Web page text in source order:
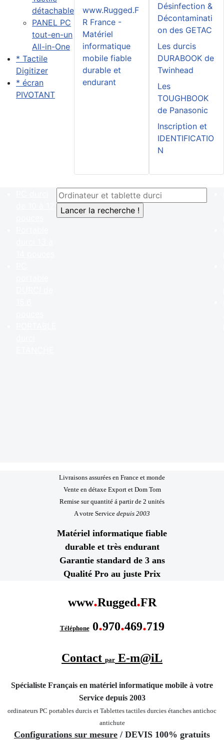
détachable
PANEL PC
tout-en-un
All-in-One
* Tactile
Digitizer
* écran
PIVOTANT
www.Rugged.F
R France -
Matériel
informatique
mobile fiable
durable et
endurant
Désinfection &
Décontaminati
on des GETAC
Les durcis
DURABOOK de
Twinhead
Les
TOUGHBOOK
de Panasonic
Inscription et
IDENTIFICATIO
N
Livraisons assurées en France et monde
Vente en détaxe Export et Dom Tom
Remise sur quantité á partir de 2 unités
A votre Service depuis 2003
Matériel informatique fiable
durable et très endurant
Garantie standard de 3 ans
Qualité Pro au juste Prix
www.Rugged.FR
Téléphone0.970.469.719
Contact par E-m@iL
Spécialiste Français en matériel informatique mobile à votre
Service depuis 2003
ordinateurs PC portables durcis et Tablettes tactiles durcies étanches antichoc
antichute
Configurations sur mesure / DEVIS 100% gratuits